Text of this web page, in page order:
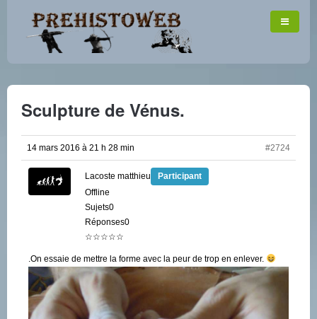
Sculpture de Vénus.
14 mars 2016 à 21 h 28 min #2724
Lacoste matthieu
Participant
Offline
Sujets0
Réponses0
☆☆☆☆☆
.On essaie de mettre la forme avec la peur de trop en enlever.